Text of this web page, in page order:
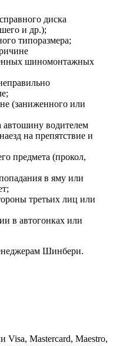
диска
и др.);
типоразмера;
шиномонтажных
(заниженного или
автошину водителем
на препятствие и
предмета (прокол,
в яму или
третьих лиц или
в автогонках или
Шинбери.
Visa, Mastercard, Maestro,